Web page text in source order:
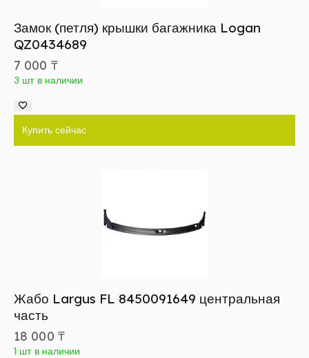
Замок (петля) крышки багажника Logan
QZ0434689
7 000 ₸
3 шт в наличии
Купить сейчас
Жабо Largus FL 8450091649 центральная
часть
18 000 ₸
1 шт в наличии